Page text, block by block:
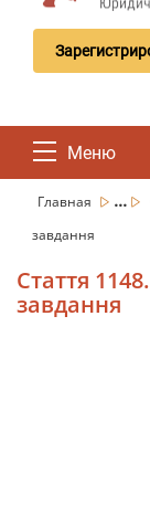
Меню
Главная ...
завдання
Стаття
завдання